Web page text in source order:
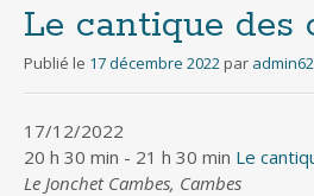
Le cantique des
Publié le 17 décembre 2022 par
17/12/2022
20 h 30 min - 21 h 30 min Le
Le Jonchet Cambes, Cambes